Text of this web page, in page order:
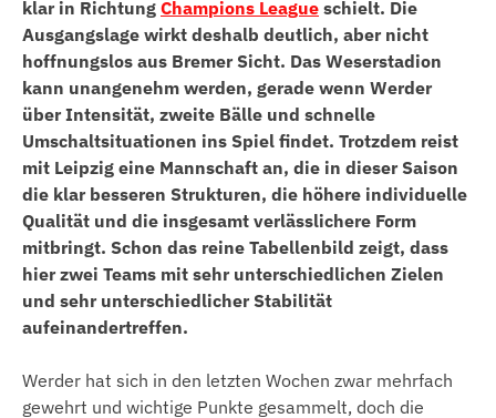
klar in Richtung Champions League schielt. Die
Ausgangslage wirkt deshalb deutlich, aber nicht
hoffnungslos aus Bremer Sicht. Das Weserstadion
kann unangenehm werden, gerade wenn Werder
über Intensität, zweite Bälle und schnelle
Umschaltsituationen ins Spiel findet. Trotzdem reist
mit Leipzig eine Mannschaft an, die in dieser Saison
die klar besseren Strukturen, die höhere individuelle
Qualität und die insgesamt verlässlichere Form
mitbringt. Schon das reine Tabellenbild zeigt, dass
hier zwei Teams mit sehr unterschiedlichen Zielen
und sehr unterschiedlicher Stabilität
aufeinandertreffen.
Werder hat sich in den letzten Wochen zwar mehrfach
gewehrt und wichtige Punkte gesammelt, doch die